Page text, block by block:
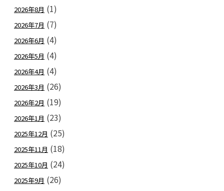
2026年8月 (1)
2026年7月 (7)
2026年6月 (4)
2026年5月 (4)
2026年4月 (4)
2026年3月 (26)
2026年2月 (19)
2026年1月 (23)
2025年12月 (25)
2025年11月 (18)
2025年10月 (24)
2025年9月 (26)